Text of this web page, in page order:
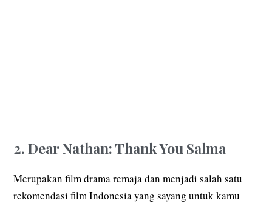
2. Dear Nathan: Thank You Salma
Merupakan film drama remaja dan menjadi salah satu
rekomendasi film Indonesia yang sayang untuk kamu